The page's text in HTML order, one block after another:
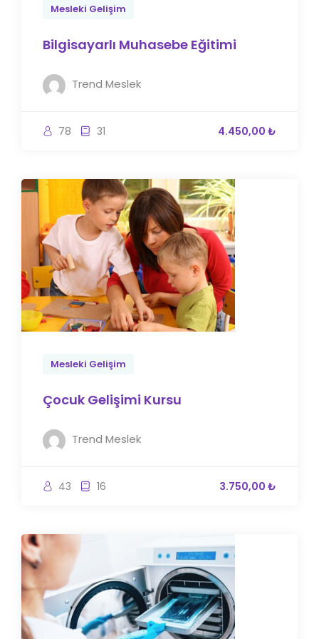
Mesleki Gelişim
Bilgisayarlı Muhasebe Eğitimi
Trend Meslek
78 31 4.450,00 ₺
Mesleki Gelişim
Çocuk Gelişimi Kursu
Trend Meslek
43 16 3.750,00 ₺